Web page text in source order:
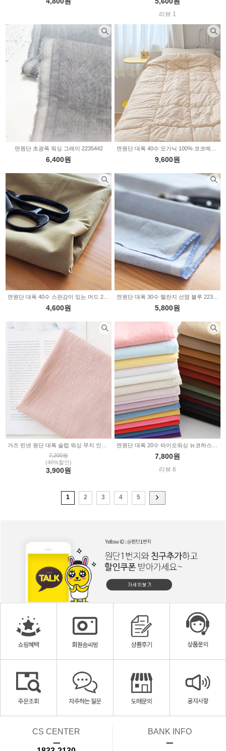
리뷰 1
면원단 초광폭 워싱 그레이 2235442
6,400원 9,600원
4,600원 5,800원
7,200원
(46%할인)
3,900원
7,800원
리뷰 6
1 2 3 4 5
CS CENTER
ㅡ
BANK INFO
ㅡ